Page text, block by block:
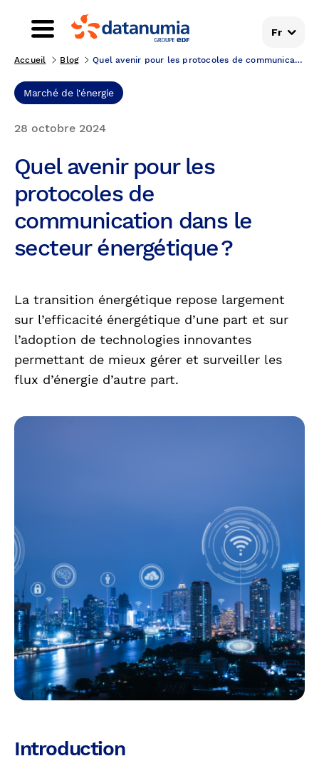
Fr
Accueil Blog Quel avenir pour les protocoles de communication d...
Marché de l'énergie
28 octobre 2024
Quel avenir pour les
protocoles de
communication dans le
secteur énergétique ?
La transition énergétique repose largement
sur l’efficacité énergétique d’une part et sur
l’adoption de technologies innovantes
permettant de mieux gérer et surveiller les
flux d’énergie d’autre part.
Introduction